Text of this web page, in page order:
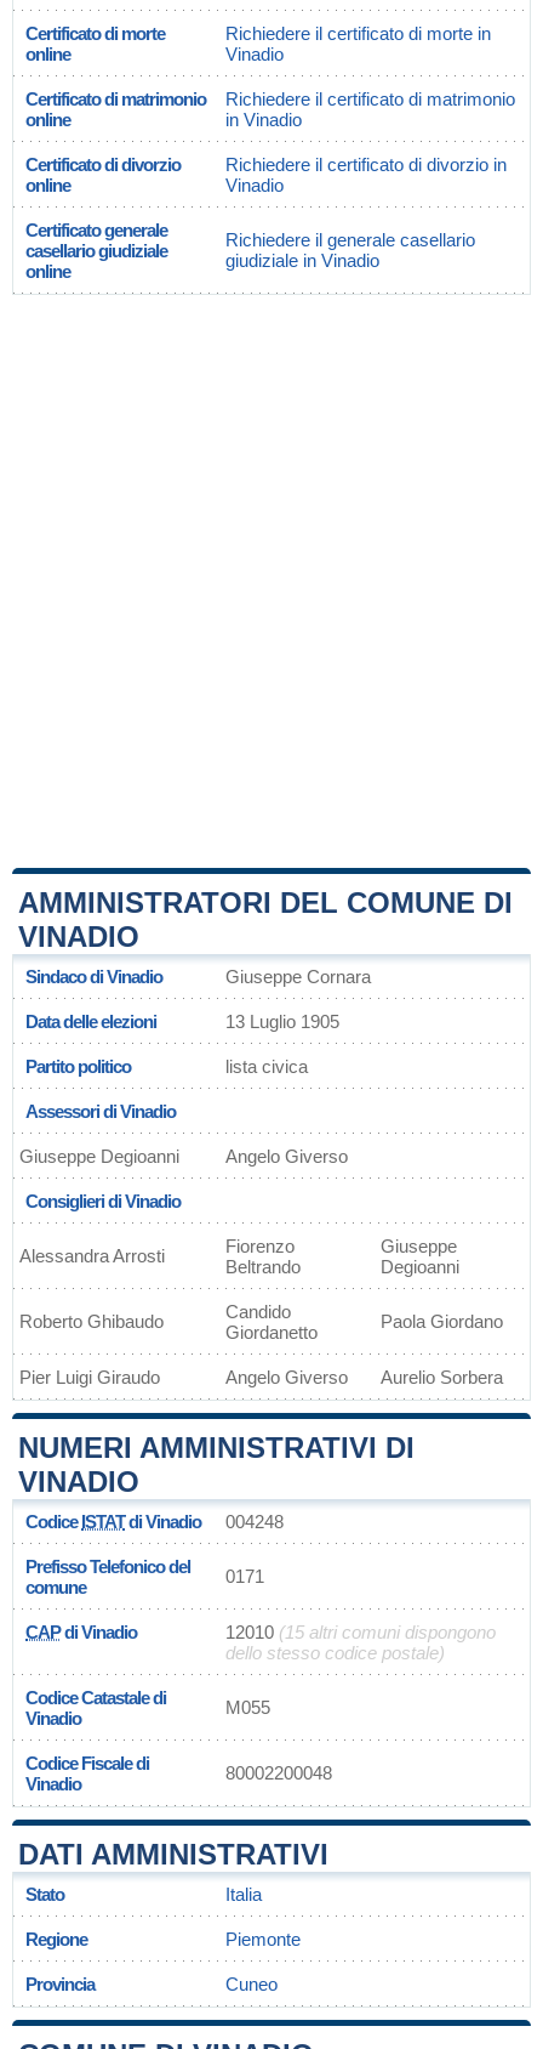
Certificato di morte
online
Richiedere il certificato di morte in
Vinadio
Certificato di matrimonio
online
Richiedere il certificato di matrimonio
in Vinadio
Certificato di divorzio
online
Richiedere il certificato di divorzio in
Vinadio
Certificato generale
casellario giudiziale
online
Richiedere il generale casellario
giudiziale in Vinadio
AMMINISTRATORI DEL COMUNE DI
VINADIO
Sindaco di Vinadio Giuseppe Cornara
Data delle elezioni 13 Luglio 1905
Partito politico lista civica
Assessori di Vinadio
Giuseppe Degioanni Angelo Giverso
Consiglieri di Vinadio
Alessandra Arrosti
Fiorenzo
Beltrando
Giuseppe
Degioanni
Roberto Ghibaudo
Candido
Giordanetto
Paola Giordano
Pier Luigi Giraudo Angelo Giverso Aurelio Sorbera
NUMERI AMMINISTRATIVI DI
VINADIO
CodiceISTATdi Vinadio 004248
Prefisso Telefonico del
comune
0171
CAPdi Vinadio 12010 (15 altri comuni dispongono
dello stesso codice postale)
Codice Catastale di
Vinadio
M055
Codice Fiscale di
Vinadio
80002200048
DATI AMMINISTRATIVI
Stato Italia
Regione Piemonte
Provincia Cuneo